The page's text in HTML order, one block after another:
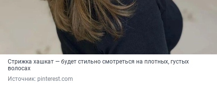
Стрижка хашкат — будет стильно смотреться на плотных, густых
волосах
Источник: pinterest.com